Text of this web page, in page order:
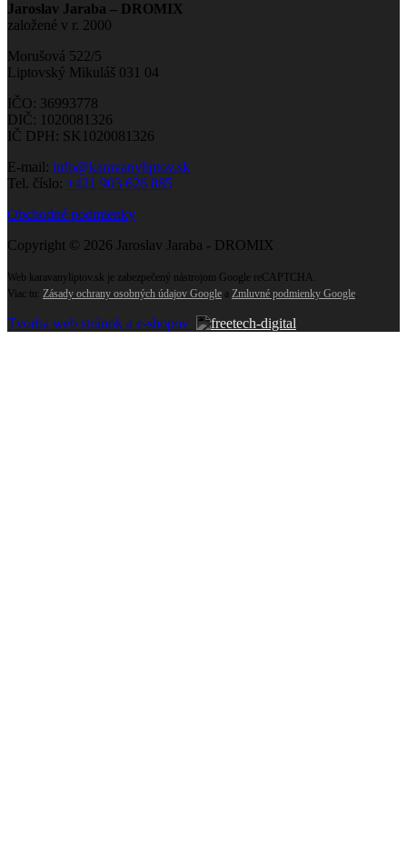
Jaroslav Jaraba – DROMIX
založené v r. 2000
Morušová 522/5
Liptovský Mikuláš 031 04
IČO: 36993778
DIČ: 1020081326
IČ DPH: SK1020081326
E-mail: info@karavanyliptov.sk
Tel. číslo: +421 903 626 885
Obchodné podmienky
Copyright © 2026 Jaroslav Jaraba - DROMIX
Web karavanyliptov.sk je zabezpečený nástrojom Google reCAPTCHA.
Viac tu: Zásady ochrany osobných údajov Google a Zmluvné podmienky Google.
Tvorba web stránok a e-shopov